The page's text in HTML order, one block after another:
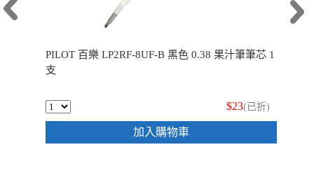
PILOT 百樂 LP2RF-8UF-B 黑色 0.38 果汁筆筆芯 1
支
$23(已折)
加入購物車